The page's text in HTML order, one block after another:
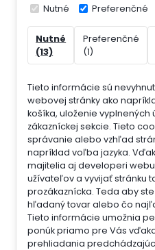
Nutné Preferenčné
Nutné
(13)
Preferenčné
(1)
Tieto informácie sú
webovej stránky ako
košíka, uloženie
zákazníckej sekcie. Tieto
správanie alebo vzhľad
napríklad voľba jazyka.
majitelia aj developeri
užívateľov a vyvijať stránku
prozákaznícka. Teda aby
hľadaný tovar alebo čo
Tieto informácie umožnia
ponúk priamo pre Vás
prehliadania